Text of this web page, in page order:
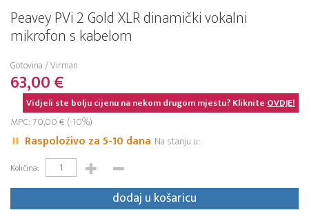
Peavey PVi 2 Gold XLR dinamički vokalni
mikrofon s kabelom
Gotovina / Virman
63,00 €
Vidjeli ste bolju cijenu na nekom drugom mjestu? KlikniteOVDJE!
MPC: 70,00 € (-10%)
Raspoloživo za 5-10 dana Na stanju u:
Količina:
dodaj u košaricu